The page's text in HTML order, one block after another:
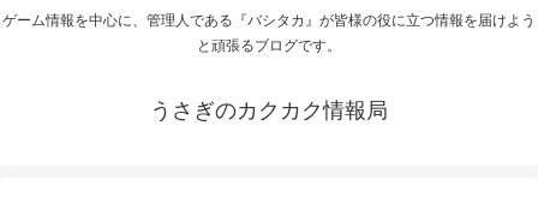
ゲーム情報を中心に、管理人である『バシタカ』が皆様の役に立つ情報を届けよう
と頑張るブログです。
うさぎのカクカク情報局